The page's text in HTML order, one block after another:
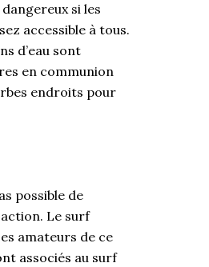
si les
accessible à tous.
d’eau sont
en communion
endroits pour
possible de
Le surf
amateurs de ce
associés au surf